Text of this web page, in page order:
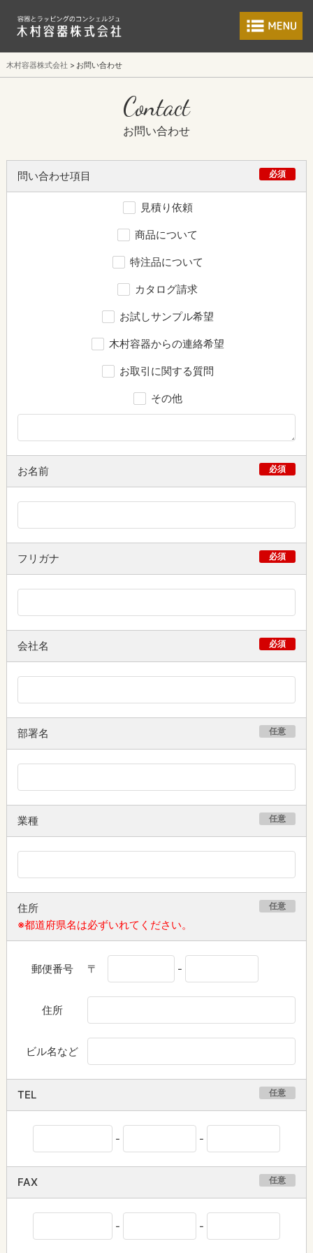
食品包装容器と
木村容器株式会社 お問い合わせ
Contact
お問い合わせ
問い合わせ項目 必須
見積り依頼
商品について
特注品について
カタログ請求
お試しサンプル希望
木村容器からの連絡希望
お取引に関する質問
その他
お名前 必須
フリガナ 必須
会社名 必須
部署名 任意
業種 任意
住所 任意
※都道府県名は必ずいれてください。
郵便番号 〒 -
住所
ビル名など
TEL 任意
- -
FAX 任意
- -